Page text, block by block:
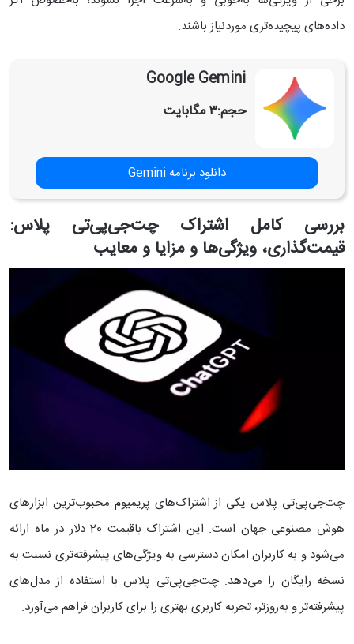
داده‌های پیچیده‌تری موردنیاز باشند.
Google Gemini
حجم:۳ مگابایت
دانلود برنامه Gemini
بررسی کامل اشتراک چت‌جی‌پی‌تی پلاس:
قیمت‌گذاری، ویژگی‌ها و مزایا و معایب
چت‌جی‌پی‌تی پلاس یکی از اشتراک‌های پریمیوم محبوب‌ترین ابزارهای
هوش مصنوعی جهان است. این اشتراک باقیمت 20 دلار در ماه ارائه
می‌شود و به کاربران امکان دسترسی به ویژگی‌های پیشرفته‌تری نسبت به
نسخه رایگان را می‌دهد. چت‌جی‌پی‌تی پلاس با استفاده از مدل‌های
پیشرفته‌تر و به‌روزتر، تجربه کاربری بهتری را برای کاربران فراهم می‌آورد.